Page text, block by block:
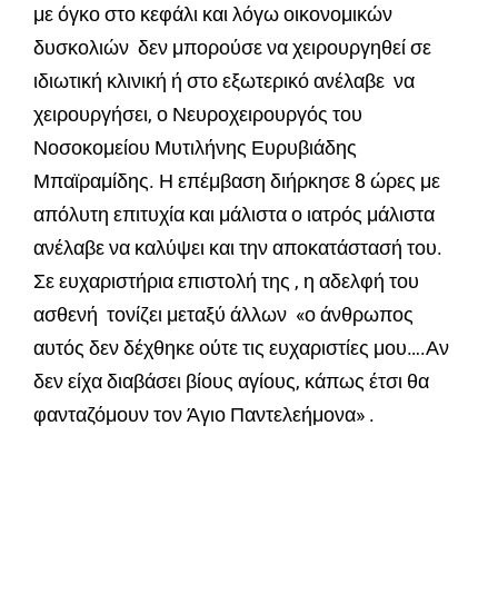
με όγκο στο κεφάλι και λόγω οικονομικών
δυσκολιών δεν μπορούσε να χειρουργηθεί σε
ιδιωτική κλινική ή στο εξωτερικό ανέλαβε να
χειρουργήσει, ο Νευροχειρουργός του
Νοσοκομείου Μυτιλήνης Ευρυβιάδης
Μπαϊραμίδης. Η επέμβαση διήρκησε 8 ώρες με
απόλυτη επιτυχία και μάλιστα ο ιατρός μάλιστα
ανέλαβε να καλύψει και την αποκατάστασή του.
Σε ευχαριστήρια επιστολή της , η αδελφή του
ασθενή τονίζει μεταξύ άλλων «ο άνθρωπος
αυτός δεν δέχθηκε ούτε τις ευχαριστίες μου….Αν
δεν είχα διαβάσει βίους αγίους, κάπως έτσι θα
φανταζόμουν τον Άγιο Παντελεήμονα» .